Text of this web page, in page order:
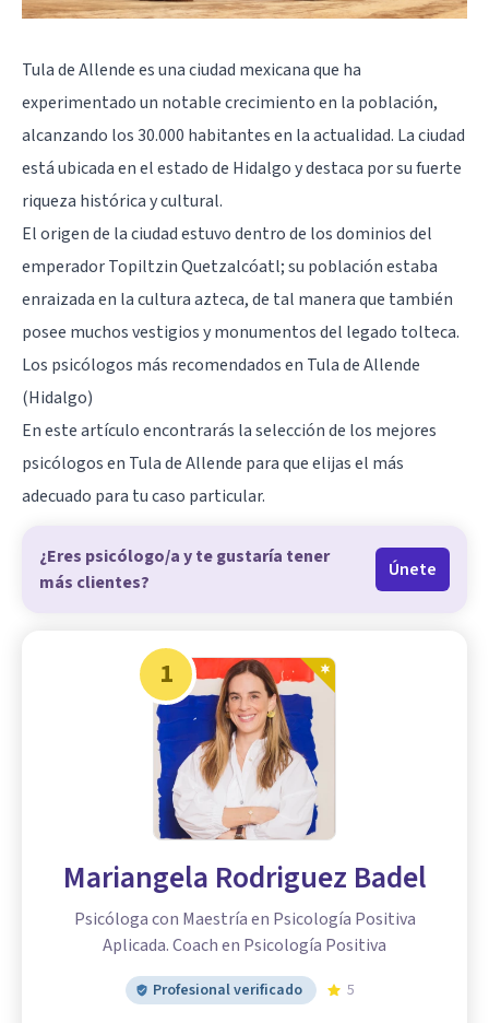
Tula de Allende es una ciudad mexicana que ha
experimentado un notable crecimiento en la población,
alcanzando los 30.000 habitantes en la actualidad. La ciudad
está ubicada en el estado de Hidalgo y destaca por su fuerte
riqueza histórica y cultural.
El origen de la ciudad estuvo dentro de los dominios del
emperador Topiltzin Quetzalcóatl; su población estaba
enraizada en la cultura azteca, de tal manera que también
posee muchos vestigios y monumentos del legado tolteca.
Los psicólogos más recomendados en Tula de Allende
(Hidalgo)
En este artículo encontrarás la selección de los mejores
psicólogos en Tula de Allende para que elijas el más
adecuado para tu caso particular.
¿Eres psicólogo/a y te gustaría tener
más clientes?
Únete
1
Mariangela Rodriguez Badel
Psicóloga con Maestría en Psicología Positiva
Aplicada. Coach en Psicología Positiva
Profesional verificado 5